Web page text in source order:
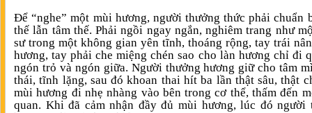
Để “nghe” một mùi hương, người thưởng thức phải chuẩn
thế lẫn tâm thế. Phải ngồi ngay ngắn, nghiêm trang như
sư trong một không gian yên tĩnh, thoáng rộng, tay trái
hương, tay phải che miệng chén sao cho làn hương chỉ đi
ngón trỏ và ngón giữa. Người thưởng hương giữ cho tâm
thái, tĩnh lặng, sau đó khoan thai hít ba lần thật sâu, thật
mùi hương đi nhẹ nhàng vào bên trong cơ thể, thấm đến
quan. Khi đã cảm nhận đầy đủ mùi hương, lúc đó người